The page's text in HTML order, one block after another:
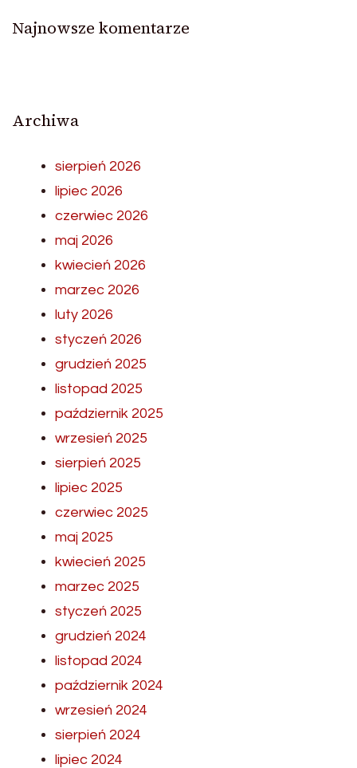
Najnowsze komentarze
Archiwa
sierpień 2026
lipiec 2026
czerwiec 2026
maj 2026
kwiecień 2026
marzec 2026
luty 2026
styczeń 2026
grudzień 2025
listopad 2025
październik 2025
wrzesień 2025
sierpień 2025
lipiec 2025
czerwiec 2025
maj 2025
kwiecień 2025
marzec 2025
styczeń 2025
grudzień 2024
listopad 2024
październik 2024
wrzesień 2024
sierpień 2024
lipiec 2024